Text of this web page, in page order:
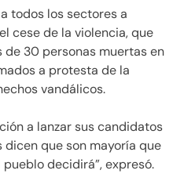
todos los sectores a
cese de la violencia, que
de 30 personas muertas en
a protesta de la
vandálicos.
a lanzar sus candidatos
dicen que son mayoría que
decidirá”, expresó.